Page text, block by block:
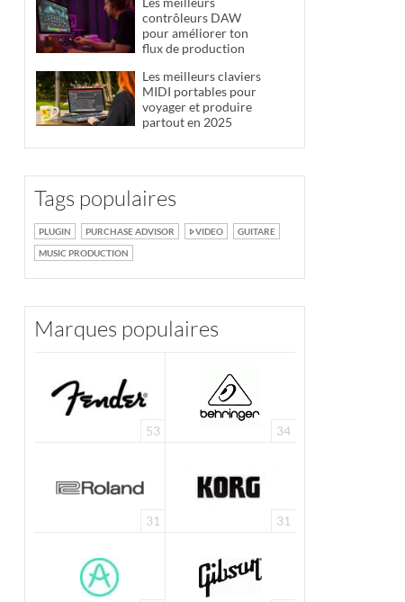
contrôleurs DAW
pour améliorer ton
flux de production
Les meilleurs claviers
MIDI portables pour
voyager et produire
partout en 2025
Tags populaires
PLUGIN PURCHASE ADVISOR VIDEO
GUITARE
MUSIC PRODUCTION
Marques populaires
53 34
31 31